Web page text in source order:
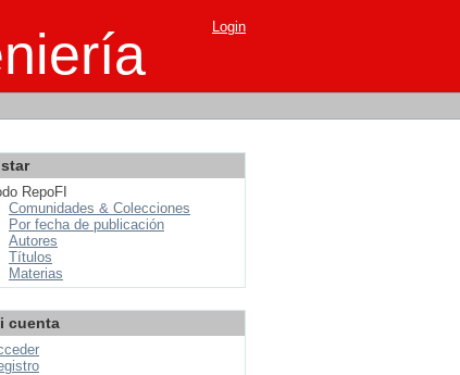
Login
RepoFI
Comunidades & Colecciones
Por fecha de publicación
Autores
Títulos
Materias
cuenta